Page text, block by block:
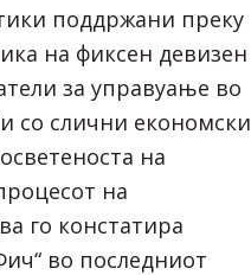
поддржани преку
на фиксен девизен
за управуање во
со слични економски
на
на
го констатира
во последниот